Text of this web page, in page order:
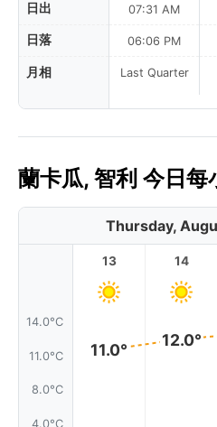
日出
日落
月相
07:31 AM
06:06 PM
Last Quarter
蘭卡瓜, 智利 今日
Thursday,
14.0°C
11.0°C
8.0°C
4.0°C
13
11.0°
14
12.0°